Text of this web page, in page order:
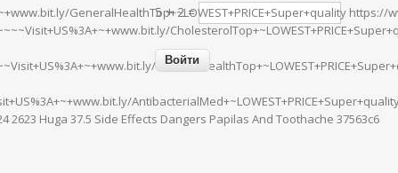
GeneralHealthTop+~LOWEST+PRICE+Super+quality https://
2623 Huga 37.5 Side Effects Dangers Papilas And Toothache 37563c6
5 + 2 =